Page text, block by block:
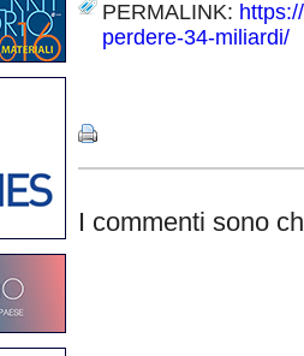
PERMALINK:
perdere-34-miliardi/
I commenti sono